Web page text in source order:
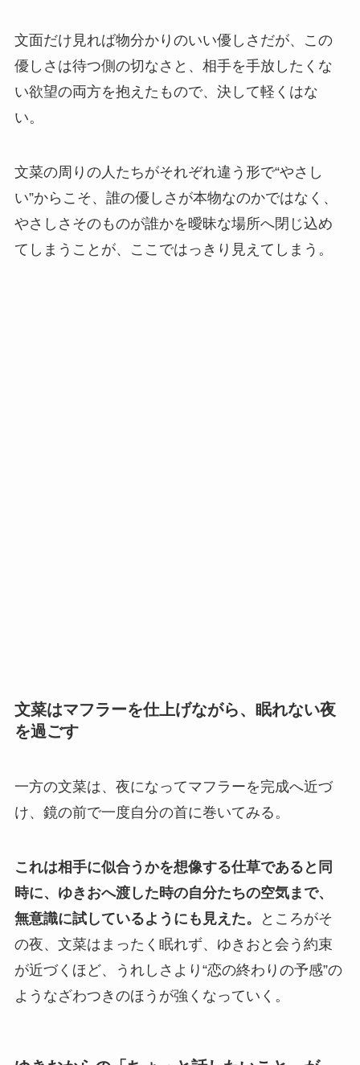
文面だけ見れば物分かりのいい優しさだが、この
優しさは待つ側の切なさと、相手を手放したくな
い欲望の両方を抱えたもので、決して軽くはな
い。
文菜の周りの人たちがそれぞれ違う形で“やさし
い”からこそ、誰の優しさが本物なのかではなく、
やさしさそのものが誰かを曖昧な場所へ閉じ込め
てしまうことが、ここではっきり見えてしまう。
文菜はマフラーを仕上げながら、眠れない夜
を過ごす
一方の文菜は、夜になってマフラーを完成へ近づ
け、鏡の前で一度自分の首に巻いてみる。
これは相手に似合うかを想像する仕草であると同
時に、ゆきおへ渡した時の自分たちの空気まで、
無意識に試しているようにも見えた。
ところがそ
の夜、文菜はまったく眠れず、ゆきおと会う約束
が近づくほど、うれしさより“恋の終わりの予感”の
ようなざわつきのほうが強くなっていく。